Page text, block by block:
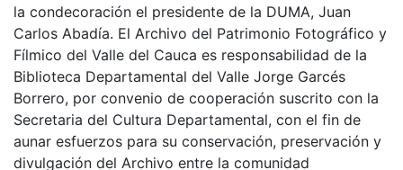
la condecoración el presidente de la DUMA, Juan
Carlos Abadía. El Archivo del Patrimonio Fotográfico y
Fílmico del Valle del Cauca es responsabilidad de la
Biblioteca Departamental del Valle Jorge Garcés
Borrero, por convenio de cooperación suscrito con la
Secretaria del Cultura Departamental, con el fin de
aunar esfuerzos para su conservación, preservación y
divulgación del Archivo entre la comunidad